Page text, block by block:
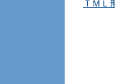
ＴＭＬ